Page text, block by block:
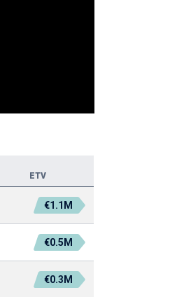
ETV
€1.1M
€0.5M
€0.3M